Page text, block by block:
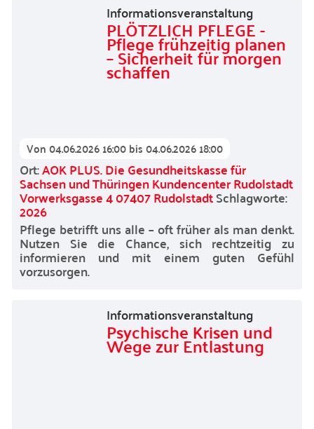
Informationsveranstaltung
PLÖTZLICH PFLEGE -
Pflege frühzeitig planen
– Sicherheit für morgen
schaffen
Von04.06.2026 16:00bis04.06.2026 18:00
Ort:AOK PLUS. Die Gesundheitskasse für
Sachsen und Thüringen Kundencenter Rudolstadt
Vorwerksgasse 4 07407 RudolstadtSchlagworte:
2026
Pflege betrifft uns alle – oft früher als man denkt.
Nutzen Sie die Chance, sich rechtzeitig zu
informieren und mit einem guten Gefühl
vorzusorgen.
Informationsveranstaltung
Psychische Krisen und
Wege zur Entlastung